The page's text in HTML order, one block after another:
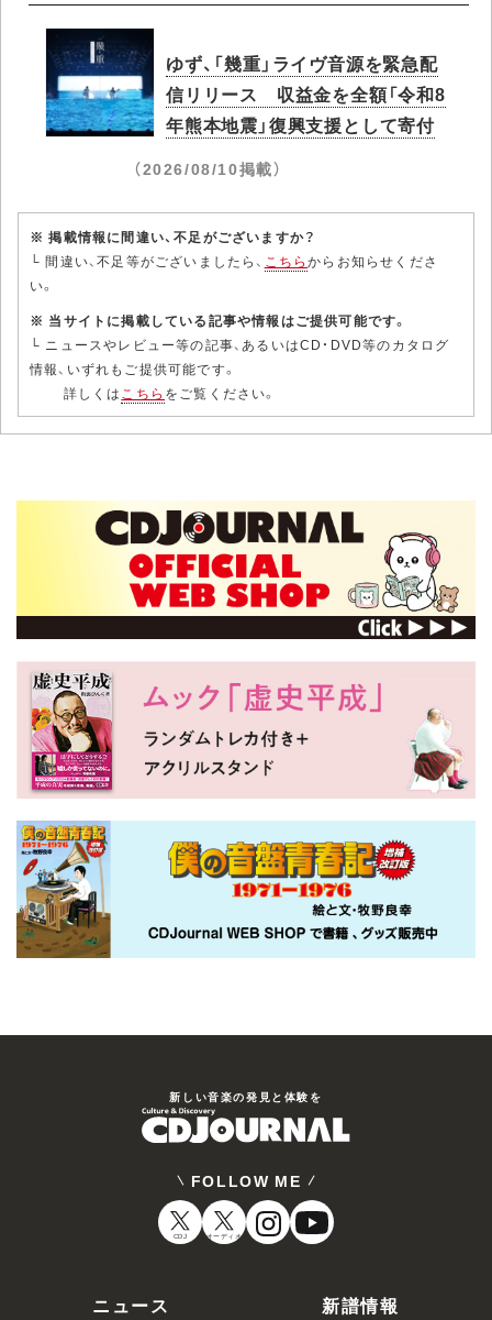
ゆず、「幾重」ライヴ音源を緊急配
信リリース 収益金を全額「令和8
年熊本地震」復興支援として寄付
（2026/08/10掲載）
※ 掲載情報に間違い、不足がございますか？
└ 間違い、不足等がございましたら、 こちらからお知らせくださ
い。
※ 当サイトに掲載している記事や情報はご提供可能です。
└ ニュースやレビュー等の記事、あるいはCD・DVD等のカタログ
情報、いずれもご提供可能です。
詳しくはこちら をご覧ください。
新しい⾳楽の発⾒と体験を
FOLLOW ME
CDJ オーディオ
ニュース
新譜情報